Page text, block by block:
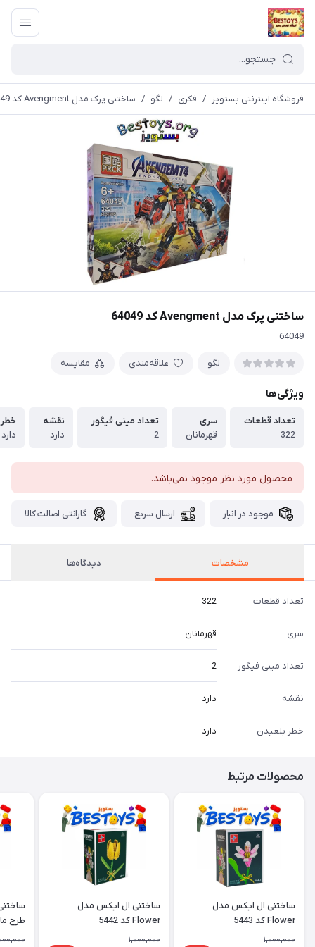
فروشگاه اینترنتی بستویز / فکری / لگو / ساختنی پرک مدل Avengment کد 64049
ساختنی پرک مدل Avengment کد 64049
64049
لگو علاقه‌مندی مقایسه
ویژگی‌ها
تعداد قطعات
322
سری
قهرمانان
تعداد مینی فیگور
2
نقشه
دارد
دارد
محصول مورد نظر موجود نمی‌باشد.
موجود در انبار ارسال سریع گارانتی اصالت کالا
مشخصات دیدگاه‌ها
تعداد قطعات 322
سری قهرمانان
تعداد مینی فیگور 2
نقشه دارد
خطر بلعیدن دارد
محصولات مرتبط
ساختنی ال ایکس مدل
Flower کد 5443
1,000,000
ساختنی ال ایکس مدل
Flower کد 5442
1,000,000
طرح